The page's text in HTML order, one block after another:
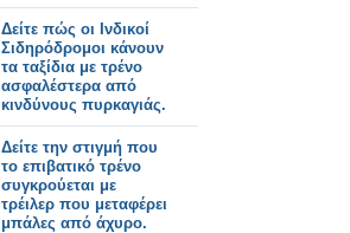
Δείτε πώς οι Ινδικοί
Σιδηρόδρομοι κάνουν
τα ταξίδια με τρένο
ασφαλέστερα από
κινδύνους πυρκαγιάς.
Δείτε την στιγμή που
το επιβατικό τρένο
συγκρούεται με
τρέιλερ που μεταφέρει
μπάλες από άχυρο.